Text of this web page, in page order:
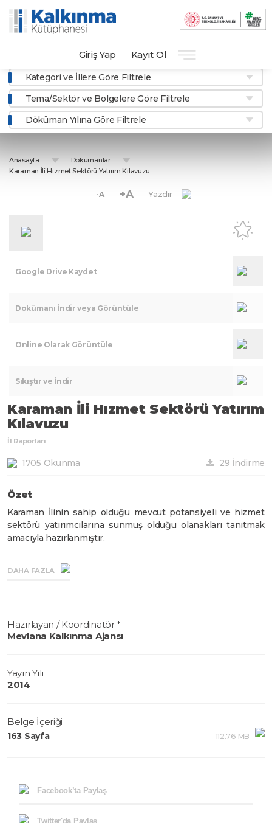
Giriş Yap Kayıt Ol
Kategori ve İllere Göre Filtrele
Tema/Sektör ve Bölgelere Göre Filtrele
Döküman Yılına Göre Filtrele
Anasayfa
Dökümanlar
Karaman İli Hızmet Sektörü Yatırım Kılavuzu
-A +A Yazdır
Google Drive Kaydet
Dokümanı İndir veya Görüntüle
Online Olarak Görüntüle
Sıkıştır ve İndir
Karaman İli Hızmet Sektörü Yatırım
Kılavuzu
İl Raporları
1705 Okunma 29 İndirme
Özet
Karaman İlinin sahip olduğu mevcut potansiyeli ve hizmet
sektörü yatırımcılarına sunmuş olduğu olanakları tanıtmak
amacıyla hazırlanmıştır.
DAHA FAZLA
Hazırlayan / Koordinatör *
Mevlana Kalkınma Ajansı
Yayın Yılı
2014
Belge İçeriği
163 Sayfa 112.76 MB
Facebook’ta Paylaş
Twitter'da Paylaş